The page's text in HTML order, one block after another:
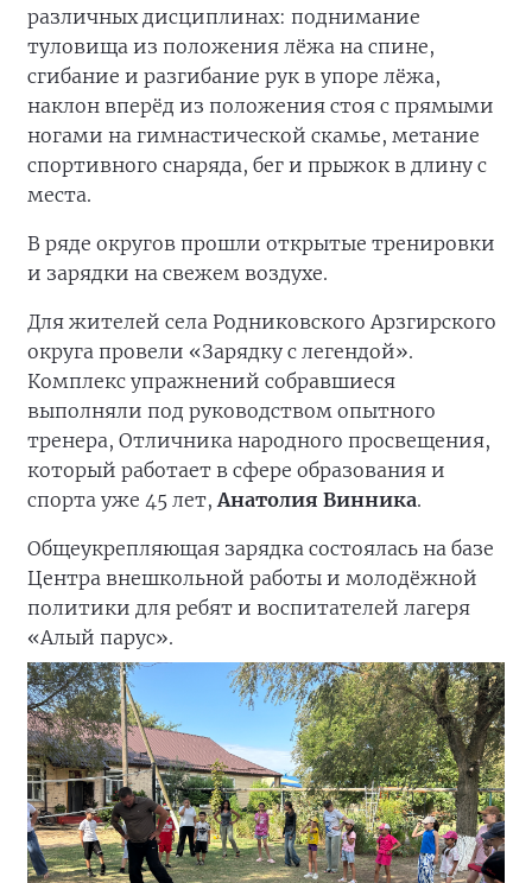
различных дисциплинах: поднимание
туловища из положения лёжа на спине,
сгибание и разгибание рук в упоре лёжа,
наклон вперёд из положения стоя с прямыми
ногами на гимнастической скамье, метание
спортивного снаряда, бег и прыжок в длину с
места.
В ряде округов прошли открытые тренировки
и зарядки на свежем воздухе.
Для жителей села Родниковского Арзгирского
округа провели «Зарядку с легендой».
Комплекс упражнений собравшиеся
выполняли под руководством опытного
тренера, Отличника народного просвещения,
который работает в сфере образования и
спорта уже 45 лет, Анатолия Винника.
Общеукрепляющая зарядка состоялась на базе
Центра внешкольной работы и молодёжной
политики для ребят и воспитателей лагеря
«Алый парус».